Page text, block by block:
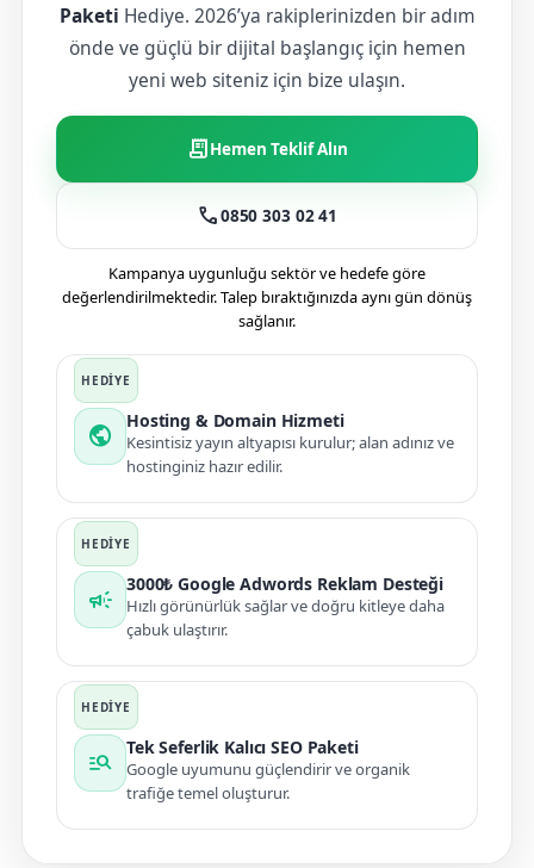
Paketi Hediye. 2026’ya rakiplerinizden bir adım
önde ve güçlü bir dijital başlangıç için hemen
yeni web siteniz için bize ulaşın.
receipt_longHemen Teklif Alın
call0850 303 02 41
Kampanya uygunluğu sektör ve hedefe göre
değerlendirilmektedir. Talep bıraktığınızda aynı gün dönüş
sağlanır.
public
Hosting & Domain Hizmeti
Kesintisiz yayın altyapısı kurulur; alan adınız ve
hostinginiz hazır edilir.
campaign
3000₺ Google Adwords Reklam Desteği
Hızlı görünürlük sağlar ve doğru kitleye daha
çabuk ulaştırır.
manage_search
Tek Seferlik Kalıcı SEO Paketi
Google uyumunu güçlendirir ve organik
trafiğe temel oluşturur.